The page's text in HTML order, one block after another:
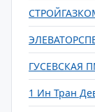
ГУСЕВСКАЯ
1 Ин Тран